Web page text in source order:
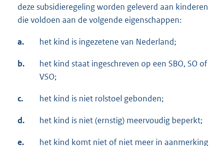
deze subsidieregeling worden geleverd aan kinderen
die voldoen aan de volgende eigenschappen:
a. het kind is ingezetene van Nederland;
b.
het kind staat ingeschreven op een SBO, SO of
VSO;
c. het kind is niet rolstoel gebonden;
d. het kind is niet (ernstig) meervoudig beperkt;
e.
het kind komt niet of niet meer in aanmerking